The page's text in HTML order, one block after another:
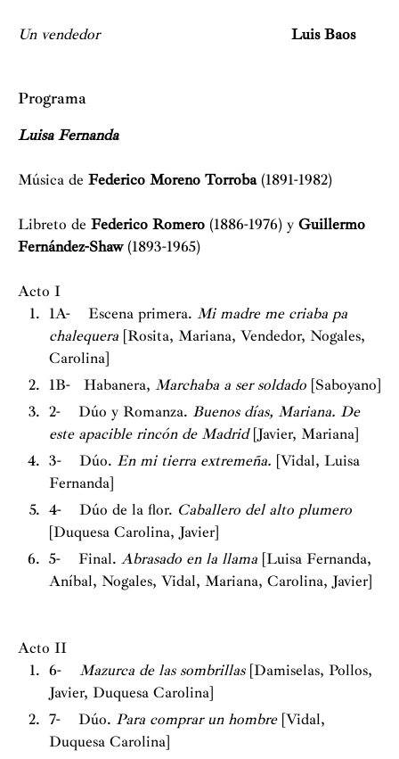
Un vendedor Luis Baos
Programa
Luisa Fernanda
Música de Federico Moreno Torroba(1891-1982)
Libreto de Federico Romero (1886-1976) y Guillermo
Fernández-Shaw(1893-1965)
Acto I
1A- Escena primera. Mi madre me criaba pa
chalequera [Rosita, Mariana, Vendedor, Nogales,
Carolina]
1B- Habanera, Marchaba a ser soldado [Saboyano]
2- Dúo y Romanza. Buenos días, Mariana. De
este apacible rincón de Madrid[Javier, Mariana]
3- Dúo. En mi tierra extremeña. [Vidal, Luisa
Fernanda]
4- Dúo de la flor. Caballero del alto plumero
[Duquesa Carolina, Javier]
5- Final. Abrasado en la llama [Luisa Fernanda,
Aníbal, Nogales, Vidal, Mariana, Carolina, Javier]
Acto II
6- Mazurca de las sombrillas [Damiselas, Pollos,
Javier, Duquesa Carolina]
7- Dúo. Para comprar un hombre[Vidal,
Duquesa Carolina]